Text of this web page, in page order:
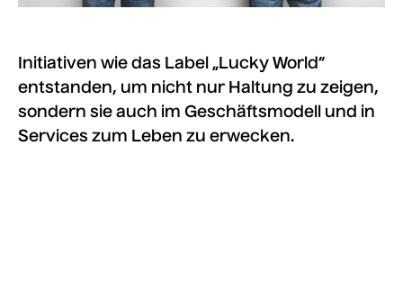
Initiativen wie das Label „Lucky World“
entstanden, um nicht nur Haltung zu zeigen,
sondern sie auch im Geschäftsmodell und in
Services zum Leben zu erwecken.